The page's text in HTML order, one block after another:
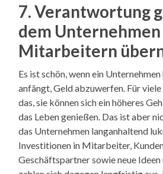
7. Verantwortung
dem Unternehmen
Mitarbeitern
Es ist schön, wenn ein
anfängt, Geld abzuwerfen. Für
das, sie können sich ein höheres
das Leben genießen. Das ist aber
das Unternehmen langanhaltend
Investitionen in Mitarbeiter,
Geschäftspartner sowie neue